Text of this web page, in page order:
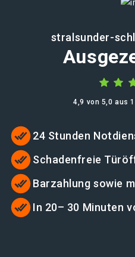
stralsunder-
4,9 von 5,0 aus
24 Stunden
Schadenfreie
Barzahlung sowie
In 20– 30 Minuten